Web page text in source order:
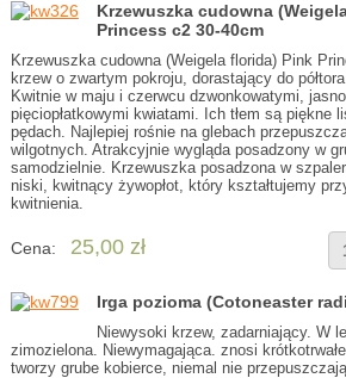
Krzewuszka cudowna
Princess c2 30-40cm
Krzewuszka cudowna (Weigela florida) Pink
krzew o zwartym pokroju, dorastający do
Kwitnie w maju i czerwcu dzwonkowatymi,
pięciopłatkowymi kwiatami. Ich tłem są piękne
pędach. Najlepiej rośnie na glebach
wilgotnych. Atrakcyjnie wygląda posadzony w
samodzielnie. Krzewuszka posadzona w
niski, kwitnący żywopłot, który kształtujemy
kwitnienia.
Cena: 25,00 zł
Irga pozioma (Cotoneaster
Niewysoki krzew, zadarniający. W
zimozielona. Niewymagająca. znosi
tworzy grube kobierce, niemal nie